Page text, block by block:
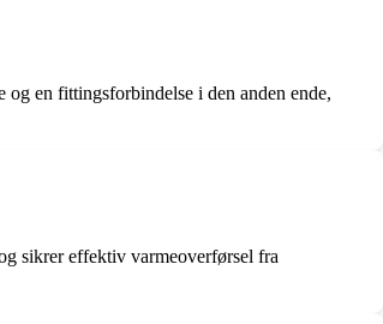
en fittingsforbindelse i den anden ende,
sikrer effektiv varmeoverførsel fra